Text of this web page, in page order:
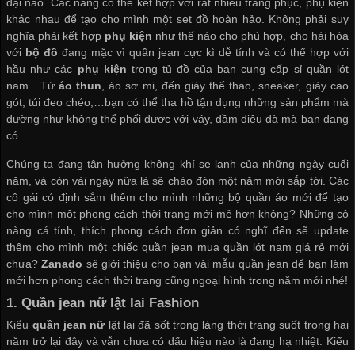
đại nào. Các nàng có thể kết hợp với rất nhiều trang phục, phụ kiện
khác nhau để tạo cho mình một set đồ hoàn hảo. Không phải suy
nghĩa phải kết hợp phụ kiện như thế nào cho phù hợp, cho hài hòa
với bộ đồ đang mặc vì quần jean cực kì dễ tính và có thể hợp với
hầu như các phụ kiện trong tủ đồ của bạncung cấp sỉ quần lót
nam . Từ áo thun, áo sơ mi, đến giày thể thao, sneaker, giày cao
gót, túi đeo chéo,…bạn có thể tha hồ tận dụng những sản phẩm mà
dường như không thể phối được với váy, đầm điệu đà mà bạn đang
có.
Chúng ta đang tận hưởng không khí se lạnh của những ngày cuối
năm, và còn vài ngày nữa là sẽ chào đón một năm mới sắp tới. Các
cô gái có định sắm thêm cho mình những bộ quần áo mới để tạo
cho mình một phong cách thời trang mới mẻ hơn không? Những cô
nàng cá tính, thích phong cách đơn giản có nghĩ đến sẽ update
thêm cho mình một chiếc quần jean mua quần lót nam giá rẻ mới
chưa?Zanado sẽ giới thiệu cho bạn vài mẫu quần jean để bạn làm
mới hơn phong cách thời trang cũng ngoại hình trong năm mới nhé!
1.Quần jean nữ lật lai Fashion
Kiểu quần jean nữlật lai đã sốt trong làng thời trang suốt trong hai
năm trở lại đây và vẫn chưa có dấu hiệu nào là đang hạ nhiệt. Kiểu